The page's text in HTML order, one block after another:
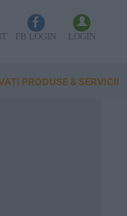
FB LOGIN LOGIN
PRODUSE & SERVICII